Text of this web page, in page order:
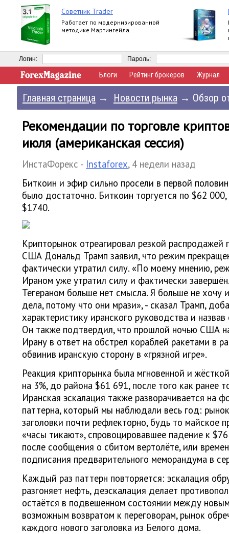
Советник Trader
Работает по модернизированной
методике Мартингейла.
Логин: Пароль:
Блоги Рейтинг брокеров Журнал
Главная страница → Новости рынка → Обзор
Рекомендации по торговле
июля (американская сессия)
ИнстаФорекс - Instaforex, 4 недели назад
Биткоин и эфир сильно просели в первой
было достаточно. Биткоин торгуется по $62
$1740.
Крипторынок отреагировал резкой распродажей
США Дональд Трамп заявил, что режим
фактически утратил силу. «По моему мнению,
Ираном уже утратил силу и фактически
Тегераном больше нет смысла. Я больше не хочу
дела, потому что они мрази», - сказал Трамп,
характеристику иранского руководства и
Он также подтвердил, что прошлой ночью США
Ирану в ответ на обстрел кораблей ракетами в
обвинив иранскую сторону в «грязной игре».
Реакция крипторынка была мгновенной и
на 3%, до района $61 691, после того как ранее
Иранская эскалация также разворачивается на
паттерна, который мы наблюдали весь год:
заголовки почти рефлекторно, будь то майское
«часы тикают», спровоцировавшее падение к
после сообщения о сбитом вертолёте, или
подписания предварительного меморандума в
Каждый раз паттерн повторяется: эскалация
разгоняет нефть, деэскалация делает
остаётся в подвешенном состоянии между
возможным возвратом к переговорам, рынок
каждого нового заголовка из Белого дома.